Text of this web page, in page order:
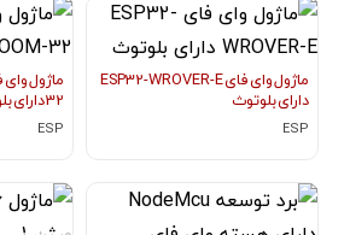
ماژول وای فای ESP32-WROVER-E
دارای بلوتوث
ESP
32 دارای بلوتوث
ESP